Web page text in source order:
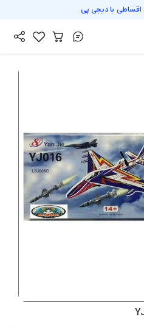
اقساطی بادیجی پی